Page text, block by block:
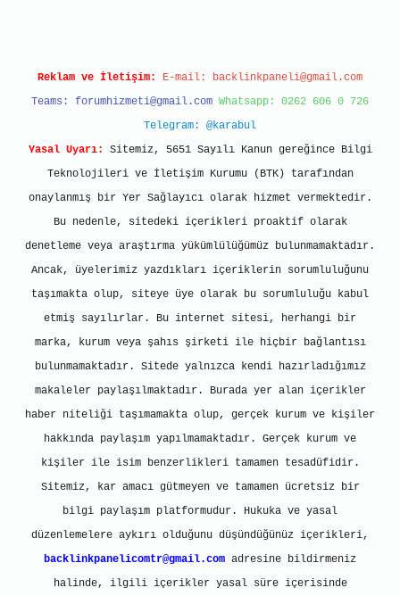
Reklam ve İletişim: E-mail: backlinkpaneli@gmail.com
Teams: forumhizmeti@gmail.com Whatsapp: 0262 606 0 726
Telegram: @karabul
Yasal Uyarı:
Sitemiz, 5651 Sayılı Kanun gereğince Bilgi
Teknolojileri ve İletişim Kurumu (BTK) tarafından
onaylanmış bir Yer Sağlayıcı olarak hizmet vermektedir.
Bu nedenle, sitedeki içerikleri proaktif olarak
denetleme veya araştırma yükümlülüğümüz bulunmamaktadır.
Ancak, üyelerimiz yazdıkları içeriklerin sorumluluğunu
taşımakta olup, siteye üye olarak bu sorumluluğu kabul
etmiş sayılırlar. Bu internet sitesi, herhangi bir
marka, kurum veya şahıs şirketi ile hiçbir bağlantısı
bulunmamaktadır. Sitede yalnızca kendi hazırladığımız
makaleler paylaşılmaktadır. Burada yer alan içerikler
haber niteliği taşımamakta olup, gerçek kurum ve kişiler
hakkında paylaşım yapılmamaktadır. Gerçek kurum ve
kişiler ile isim benzerlikleri tamamen tesadüfidir.
Sitemiz, kar amacı gütmeyen ve tamamen ücretsiz bir
bilgi paylaşım platformudur. Hukuka ve yasal
düzenlemelere aykırı olduğunu düşündüğünüz içerikleri,
backlinkpanelicomtr@gmail.com adresine bildirmeniz
halinde, ilgili içerikler yasal süre içerisinde